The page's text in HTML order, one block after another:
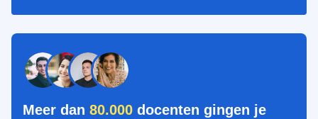
Meer dan 80.000 docenten gingen je